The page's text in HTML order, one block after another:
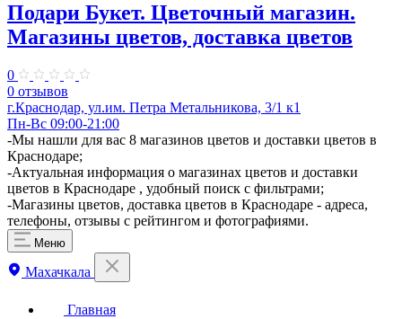
Подари Букет. Цветочный магазин.
Магазины цветов, доставка цветов
0
0 отзывов
г.Краснодар, ул.​им. Петра Метальникова, 3/1 к1
Пн-Вс 09:00-21:00
-Мы нашли для вас 8 магазинов цветов и доставки цветов в
Краснодаре;
-Актуальная информация о магазинах цветов и доставки
цветов в Краснодаре , удобный поиск с фильтрами;
-Магазины цветов, доставка цветов в Краснодаре - адреса,
телефоны, отзывы с рейтингом и фотографиями.
Меню
Махачкала
Главная